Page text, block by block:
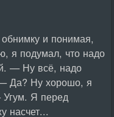
и понимая,
я подумал, что надо
— Ну всё, надо
Да? Ну хорошо, я
Угум. Я перед
насчет...